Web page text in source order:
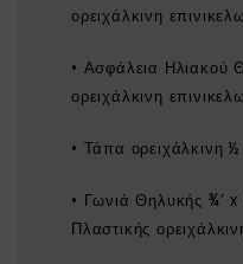
ορειχάλκινη
• Ασφάλεια
ορειχάλκινη
• Τάπα ορειχάλκινη ½
• Γωνιά Θηλυκής ¾’
Πλαστικής